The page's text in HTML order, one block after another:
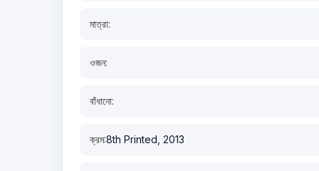
মাত্রা:
ওজন:
বাঁধানো:
ক্রম:8th Printed, 2013